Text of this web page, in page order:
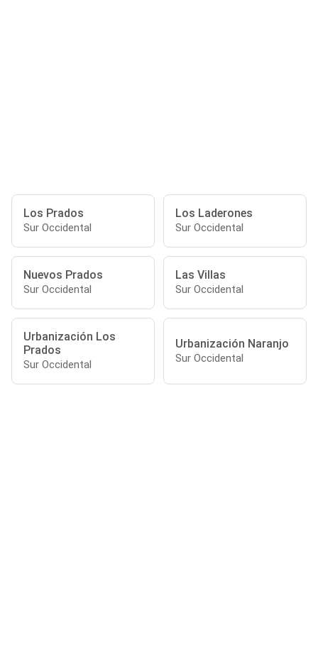
Los Prados
Sur Occidental
Los Laderones
Sur Occidental
Nuevos Prados
Sur Occidental
Las Villas
Sur Occidental
Urbanización Los
Prados
Sur Occidental
Urbanización Naranjo
Sur Occidental